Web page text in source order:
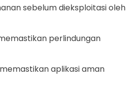
sebelum dieksploitasi oleh
perlindungan
aplikasi aman